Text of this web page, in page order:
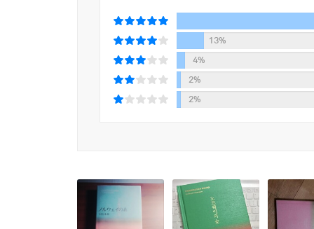
우리의 젊음, 우리의 사랑, 우리의 기억, 그 순간들
1960년대 일본에서 일어난 어느 청춘의 아픔이
보편성과 불변성은 이 작품을 ‘오늘의 고전’ 중
만나는 기쁨을 배가할 것이다.
13%
4%
2%
2%